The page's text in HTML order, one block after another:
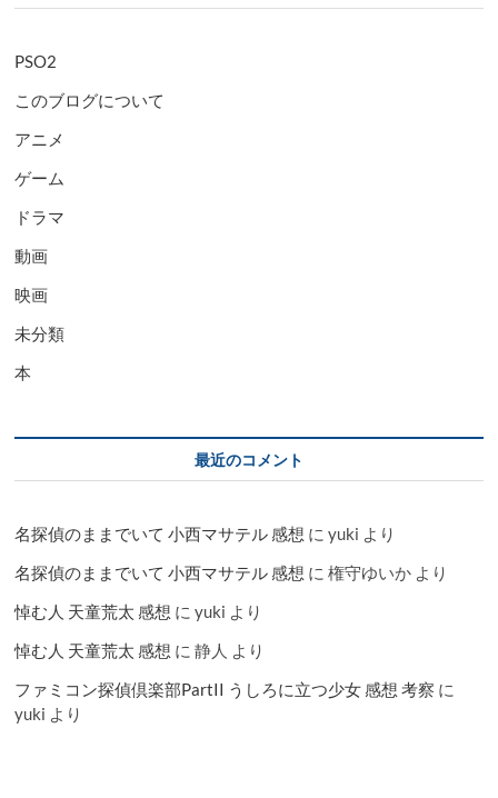
PSO2
このブログについて
アニメ
ゲーム
ドラマ
動画
映画
未分類
本
最近のコメント
名探偵のままでいて 小西マサテル 感想 にyuki より
名探偵のままでいて 小西マサテル 感想 に権守ゆいか より
悼む人 天童荒太 感想 にyuki より
悼む人 天童荒太 感想 に静人 より
ファミコン探偵倶楽部PartII うしろに立つ少女 感想 考察 に
yuki より